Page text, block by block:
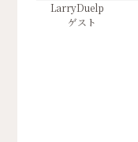
LarryDuelp
ゲスト